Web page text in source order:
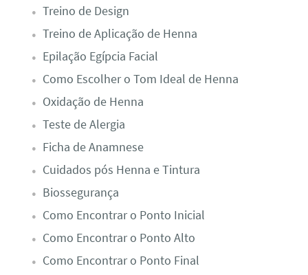
Treino de Design
Treino de Aplicação de Henna
Epilação Egípcia Facial
Como Escolher o Tom Ideal de Henna
Oxidação de Henna
Teste de Alergia​
Ficha de Anamnese​
Cuidados pós Henna e Tintura
Biossegurança
Como Encontrar o Ponto Inicial
Como Encontrar o Ponto Alto
Como Encontrar o Ponto Final